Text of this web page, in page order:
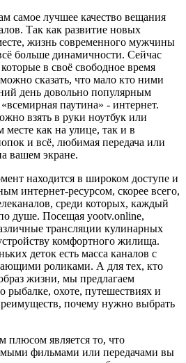
самое лучшее качество вещания
Так как развитие новых
жизнь современного мужчины
больше динамичности. Сейчас
в своё свободное время
сказать, что мало кто ними
день довольно популярным
паутина» - интернет.
взять в руки ноутбук или
как на улице, так и в
и всё, любимая передача или
вашем экране.
находится в широком доступе и
интернет-ресурсом, скорее всего,
среди которых, каждый
душе. Посещая yootv.online,
трансляции кулинарных
комфортного жилища.
деток есть масса каналов с
роликами. А для тех, кто
жизни, мы предлагаем
охоте, путешествиях и
почему нужно выбрать
плюсом является то, что
фильмами или передачами вы